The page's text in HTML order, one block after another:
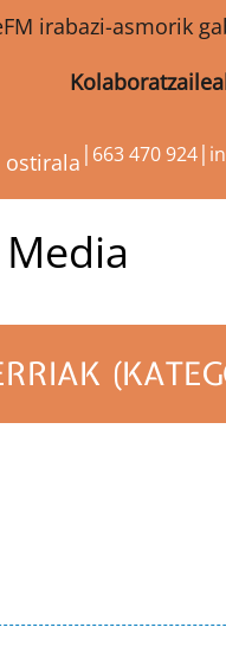
irabazi-asmorik
ostirala | 663 470 924|
Media